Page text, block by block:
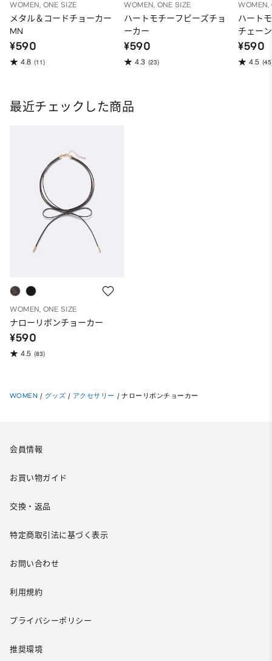
WOMEN, ONE SIZE
メタル＆コードチョーカー
MN
¥590
4.8 (11)
WOMEN, ONE SIZE
ハートモチーフビーズチョ
ーカー
¥590
4.3 (23)
WOMEN,
ハート
チェー
¥590
4.5
最近チェックした商品
WOMEN, ONE SIZE
ナローリボンチョーカー
¥590
4.5 (83)
WOMEN / グッズ / アクセサリー / ナローリボンチョーカー
会員情報
お買い物ガイド
交換・返品
特定商取引法に基づく表示
お問い合わせ
利用規約
プライバシーポリシー
推奨環境